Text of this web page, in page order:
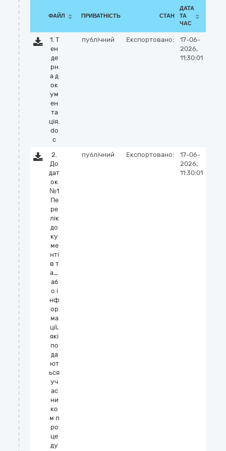
ФАЙЛ ПРИВАТНІСТЬ СТАН
ДАТА
ТА
ЧАС
1. Т
ен
де
рн
а д
ок
ум
ен
та
цiя.
do
c
публічний Експортовано:
17-06-
2026,
11:30:01
2.
До
дат
ок
№1
Пе
ре
лік
до
ку
ме
нті
в т
а_
аб
о і
нф
ор
ма
ції,
які
по
да
ют
ься
уч
ас
ни
ко
м п
ро
це
ду
публічний Експортовано:
17-06-
2026,
11:30:01